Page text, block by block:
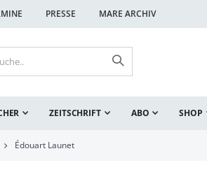
PRESSE MARE ARCHIV
ZEITSCHRIFT ABO SHOP
Édouart Launet